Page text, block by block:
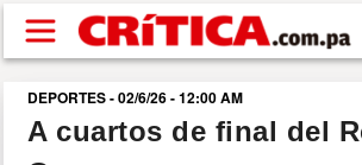
Pasar al contenido principal
buscar
DEPORTES - 02/6/26 - 12:00 AM
A cuartos de final del